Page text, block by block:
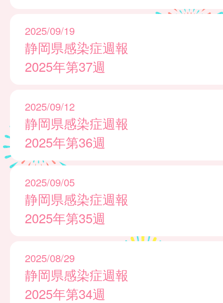
2025/09/19
静岡県感染症週報
2025年第37週
2025/09/12
静岡県感染症週報
2025年第36週
2025/09/05
静岡県感染症週報
2025年第35週
2025/08/29
静岡県感染症週報
2025年第34週